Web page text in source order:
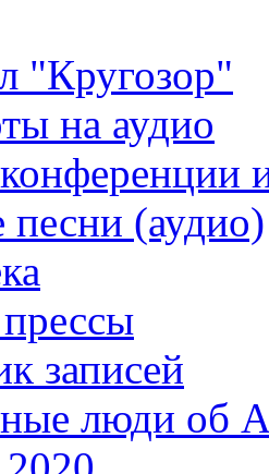
"Кругозор"
на аудио
песни (аудио)
записей
люди об